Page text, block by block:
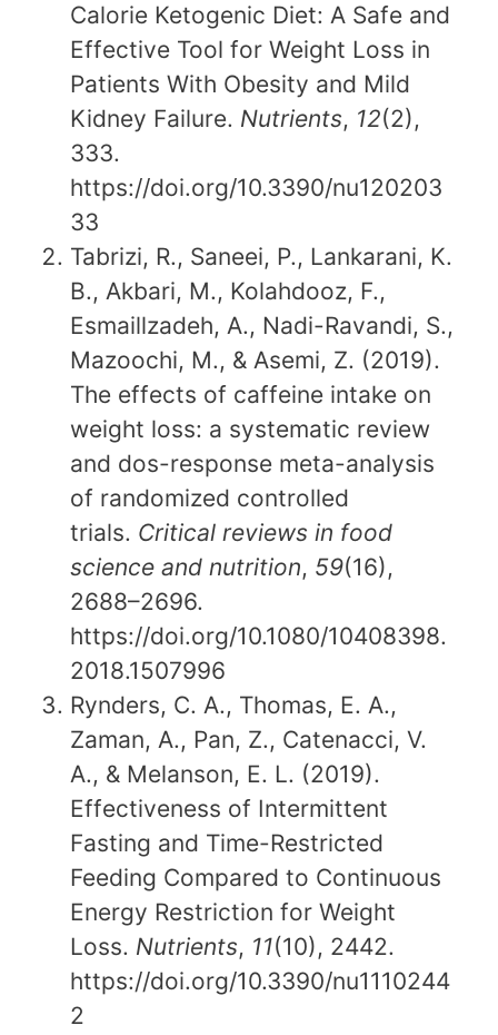
Calorie Ketogenic Diet: A Safe and
Effective Tool for Weight Loss in
Patients With Obesity and Mild
Kidney Failure. Nutrients, 12(2),
333.
https://doi.org/10.3390/nu120203
33
Tabrizi, R., Saneei, P., Lankarani, K.
B., Akbari, M., Kolahdooz, F.,
Esmaillzadeh, A., Nadi-Ravandi, S.,
Mazoochi, M., & Asemi, Z. (2019).
The effects of caffeine intake on
weight loss: a systematic review
and dos-response meta-analysis
of randomized controlled
trials. Critical reviews in food
science and nutrition, 59(16),
2688–2696.
https://doi.org/10.1080/10408398.
2018.1507996
Rynders, C. A., Thomas, E. A.,
Zaman, A., Pan, Z., Catenacci, V.
A., & Melanson, E. L. (2019).
Effectiveness of Intermittent
Fasting and Time-Restricted
Feeding Compared to Continuous
Energy Restriction for Weight
Loss. Nutrients, 11(10), 2442.
https://doi.org/10.3390/nu1110244
2